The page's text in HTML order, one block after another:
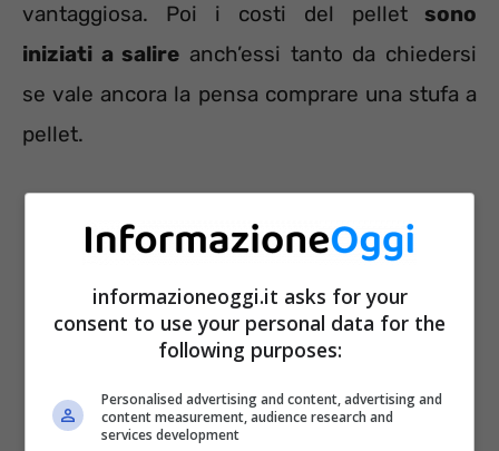
vantaggiosa. Poi i costi del pellet sono
iniziati a salire anch’essi tanto da chiedersi
se vale ancora la pensa comprare una stufa a
pellet.
informazioneoggi.it asks for your
consent to use your personal data for the
following purposes:
Personalised advertising and content, advertising and
content measurement, audience research and
services development